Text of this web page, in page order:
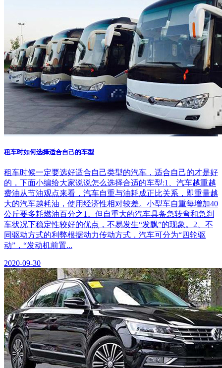
租车时如何选择适合自己的车型
租车时候一定要选好适合自己类型的汽车，适合自己的才是好
的，下面小编给大家说说怎么选择合适的车型:1、汽车越重越
费油从节油观点来看，汽车自重与油耗成正比关系，即重量越
大的汽车越耗油，使用经济性相对较差。小型车自重每增加40
公斤要多耗燃油百分之1。但自重大的汽车具备急转弯和急刹
车状况下稳定性较好的优点，不易发生“发飘”的现象。2、不
同驱动方式的利弊根据动力传动方式，汽车可分为“四轮驱
动”，“发动机前置...
2020-09-30